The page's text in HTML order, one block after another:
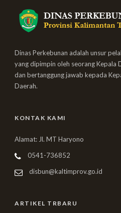
Dinas Perkebunan adalah unsur
yang dipimpin oleh seorang Kepala
dan bertanggung jawab kepada
Daerah.
KONTAK KAMI
Alamat: Jl. MT Haryono
0541-736852
disbun@kaltimprov.go.id
ARTIKEL TRBARU